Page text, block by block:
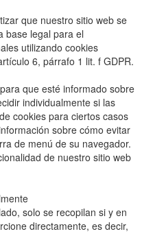
que nuestro sitio web se
base legal para el
utilizando cookies
6, párrafo 1 lit. f GDPR.
que esté informado sobre
individualmente si las
cookies para ciertos casos
sobre cómo evitar
de menú de su navegador.
de nuestro sitio web
solo se recopilan si y en
directamente, es decir,